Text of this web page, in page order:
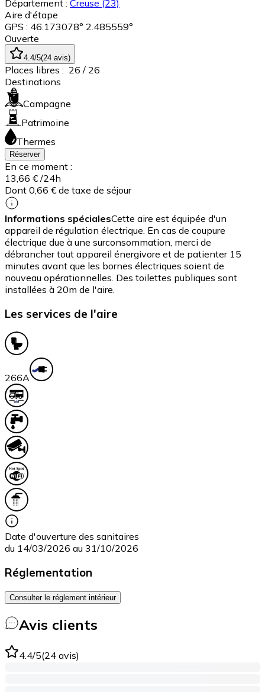
Département : Creuse (23)
Aire d'étape
GPS : 46.173078° 2.485559°
Ouverte
4.4/5(24 avis)
Places libres : 26 / 26
Destinations
Campagne
Patrimoine
Thermes
Réserver
En ce moment :
13,66 € /24h
Dont 0,66 € de taxe de séjour
Informations spécialesCette aire est équipée d'un
appareil de régulation électrique. En cas de coupure
électrique due à une surconsommation, merci de
débrancher tout appareil énergivore et de patienter 15
minutes avant que les bornes électriques soient de
nouveau opérationnelles. Des toilettes publiques sont
installées à 20m de l'aire.
Les services de l'aire
266A
Date d'ouverture des sanitaires
du 14/03/2026 au 31/10/2026
Réglementation
Consulter le réglement intérieur
Avis clients
4.4/5(24 avis)